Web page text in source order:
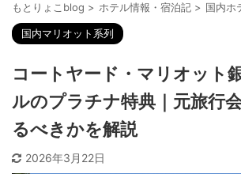
もとりょこblog > ホテル情報・宿泊記 > 国内ホ
国内マリオット系列
コートヤード・マリオット
ルのプラチナ特典｜元旅行
るべきかを解説
2026年3月22日